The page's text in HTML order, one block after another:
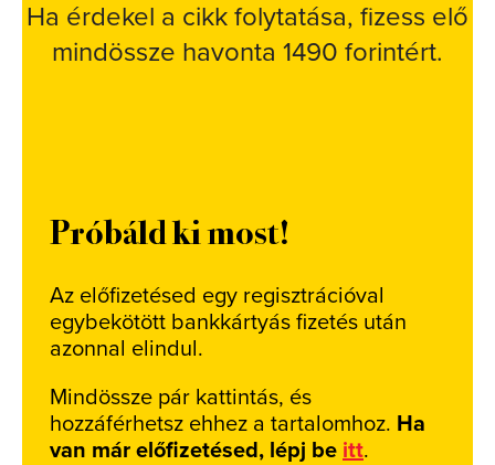
Ha érdekel a cikk folytatása, fizess elő
mindössze havonta 1490 forintért.
Próbáld ki most!
Az előfizetésed egy regisztrációval
egybekötött bankkártyás fizetés után
azonnal elindul.
Mindössze pár kattintás, és
hozzáférhetsz ehhez a tartalomhoz. Ha
van már előfizetésed, lépj be itt.